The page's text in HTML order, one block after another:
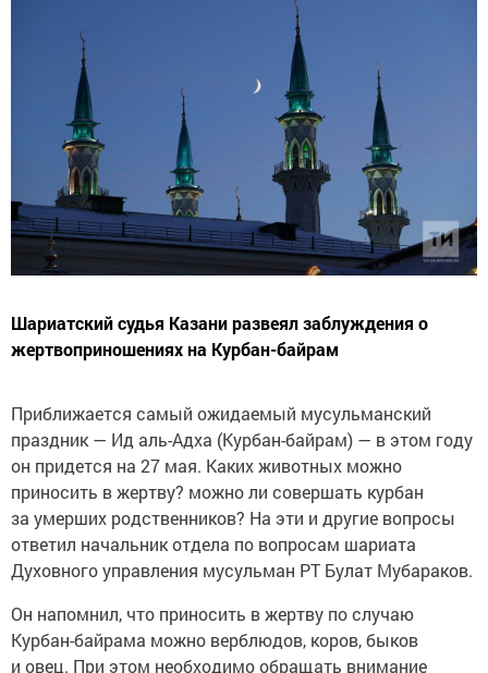
Шариатский судья Казани развеял заблуждения о
жертвоприношениях на Курбан-байрам
Приближается самый ожидаемый мусульманский
праздник — Ид аль-Адха (Курбан-байрам) — в этом году
он придется на 27 мая. Каких животных можно
приносить в жертву? можно ли совершать курбан
за умерших родственников? На эти и другие вопросы
ответил начальник отдела по вопросам шариата
Духовного управления мусульман РТ Булат Мубараков.
Он напомнил, что приносить в жертву по случаю
Курбан-байрама можно верблюдов, коров, быков
и овец. При этом необходимо обращать внимание